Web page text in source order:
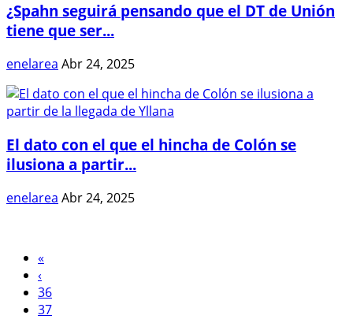
¿Spahn seguirá pensando que el DT de Unión
tiene que ser...
enelarea Abr 24, 2025
El dato con el que el hincha de Colón se
ilusiona a partir...
enelarea Abr 24, 2025
«
‹
36
37